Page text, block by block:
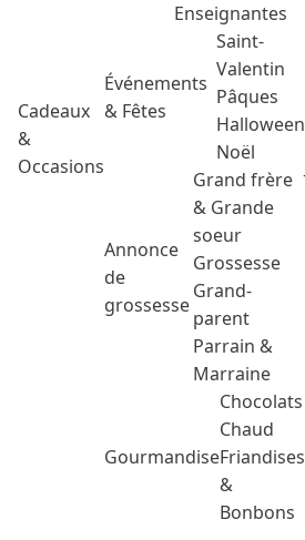
Cadeaux
&
Occasions
Enseignantes
Événements
& Fêtes
Saint-
Valentin
Pâques
Halloween
Noël
Annonce
de
grossesse
Grand frère
& Grande
soeur
Grossesse
Grand-
parent
Parrain &
Marraine
Gourmandise
Chocolats
Chaud
Friandises
&
Bonbons